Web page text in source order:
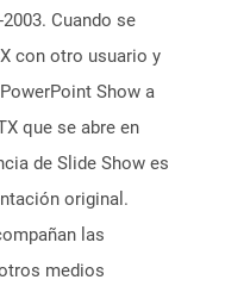
Cuando se
con otro usuario y
Show a
que se abre en
de Slide Show es
original.
las
medios